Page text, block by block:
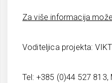
Za više informacija
Voditeljica projekta:
Tel: +385 (0)44 527